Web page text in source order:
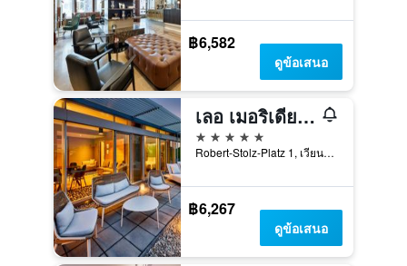
฿6,582
ดูข้อเสนอ
เลอ เมอริเดียน วีน
5 ดาว
Robert-Stolz-Platz 1, เวียนนา, เวียนนา, ออสเตรีย
฿6,267
ดูข้อเสนอ